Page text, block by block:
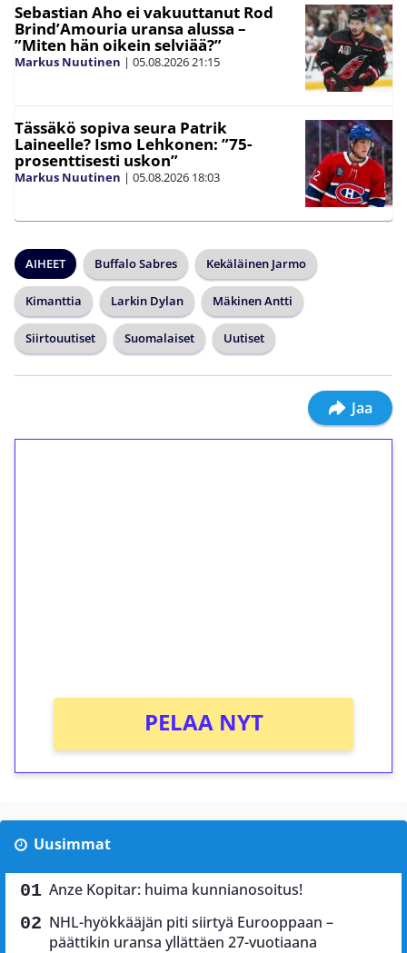
Sebastian Aho ei vakuuttanut Rod
Brind’Amouria uransa alussa –
”Miten hän oikein selviää?”
Markus Nuutinen | 05.08.202621:15
Tässäkö sopiva seura Patrik
Laineelle? Ismo Lehkonen: ”75-
prosenttisesti uskon”
Markus Nuutinen | 05.08.2026 18:03
AIHEET Buffalo Sabres Kekäläinen Jarmo
Kimanttia Larkin Dylan Mäkinen Antti
Siirtouutiset Suomalaiset Uutiset
Jaa
PELAA NYT
Uusimmat
Anze Kopitar: huima kunnianosoitus!
NHL-hyökkääjän piti siirtyä Eurooppaan –
päättikin uransa yllättäen 27-vuotiaana